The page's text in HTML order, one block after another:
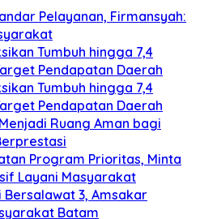
Pelayanan, Firmansyah:
Tumbuh hingga 7,4
Pendapatan Daerah
Tumbuh hingga 7,4
Pendapatan Daerah
Ruang Aman bagi
Program Prioritas, Minta
Layani Masyarakat
Bersalawat 3, Amsakar
Batam